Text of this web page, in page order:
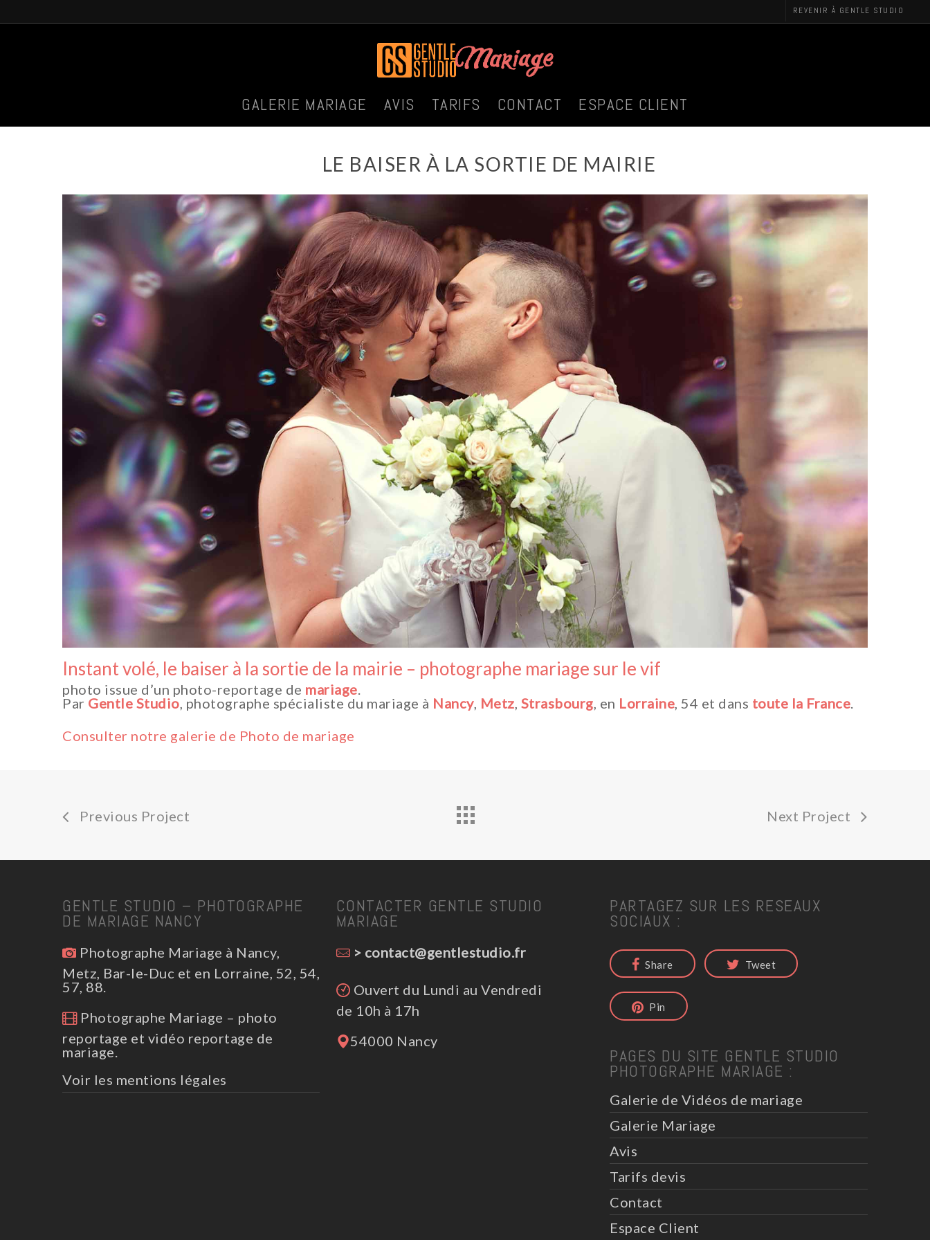
REVENIR À GENTLE STUDIO
GALERIE MARIAGE AVIS TARIFS CONTACT ESPACE CLIENT
LE BAISER À LA SORTIE DE MAIRIE
Instant volé, le baiser à la sortie de la mairie – photographe mariage sur le vif
photo issue d’un photo-reportage de mariage
Par Gentle Studio , photographe spécialiste du mariage à Nancy, Metz Strasbourg , en Lorraine , 54 et dans toute la France
Consulter notre galerie de Photo de mariage
Previous Project Next Project
GENTLE STUDIO – PHOTOGRAPHE
DE MARIAGE NANCY
Photographe Mariage à Nancy,
Metz, Bar-le-Duc et en Lorraine, 52, 54,
57, 88.
Photographe Mariage – photo
reportage et vidéo reportage de
mariage.
Voir les mentions légales
CONTACTER GENTLE STUDIO
MARIAGE
> contact@gentlestudio.fr
Ouvert du Lundi au Vendredi
de 10h à 17h
54000 Nancy
PARTAGEZ SUR LES RESEAUX
SOCIAUX :
Share Tweet
Pin
PAGES DU SITE GENTLE STUDIO
PHOTOGRAPHE MARIAGE :
Galerie de Vidéos de mariage
Galerie Mariage
Avis
Tarifs devis
Contact
Espace Client